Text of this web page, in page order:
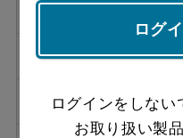
NSR-3B-754V-R W
NSR-3B-754V-L W
NSR-3B-754V-R SI
ログ
ログインをしな
お取り扱い製